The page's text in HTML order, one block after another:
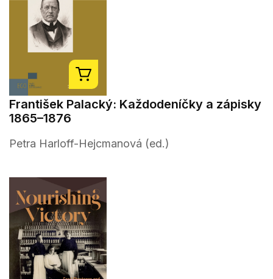
František Palacký: Každodeníčky a zápisky
1865–1876
Petra Harloff-Hejcmanová (ed.)